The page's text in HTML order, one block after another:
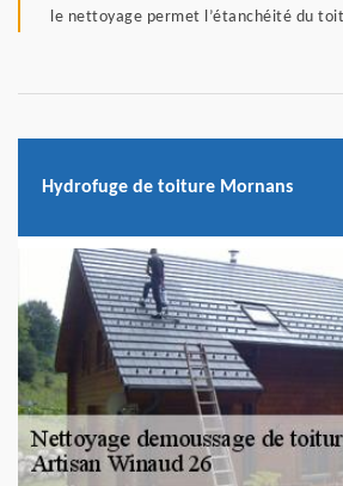
le nettoyage permet l’étanchéité du
Hydrofuge de toiture Mornans